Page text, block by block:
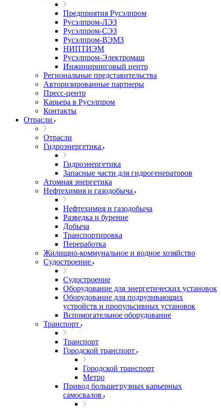
Предприятия Русэлпром
Русэлпром-ЛЭЗ
Русэлпром-СЭЗ
Русэлпром-ВЭМЗ
НИПТИЭМ
Русэлпром-Электромаш
Инжиниринговый центр
Региональные представительства
Авторизированные партнеры
Пресс-центр
Карьера в Русэлпром
Контакты
Отрасли
Отрасли
Гидроэнергетика
Гидроэнергетика
Запасные части для гидрогенераторов
Атомная энергетика
Нефтехимия и газодобыча
Нефтехимия и газодобыча
Разведка и бурение
Добыча
Транспортировка
Переработка
Жилищно-коммунальное и водное хозяйство
Судостроение
Судостроение
Оборудование для энергетических установок
Оборудование для подруливающих
устройств и пропульсивных установок
Вспомогательное оборудование
Транспорт
Транспорт
Городской транспорт
Городской транспорт
Метро
Привод большегрузных карьерных
самосвалов